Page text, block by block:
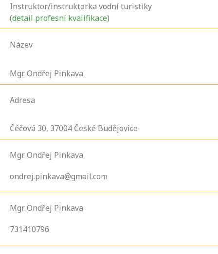
Instruktor/instruktorka vodní turistiky
(detail profesní kvalifikace)
Název
Mgr. Ondřej Pinkava
Adresa
Čéčová 30, 37004 České Budějovice
Mgr. Ondřej Pinkava
ondrej.pinkava@gmail.com
Mgr. Ondřej Pinkava
731410796